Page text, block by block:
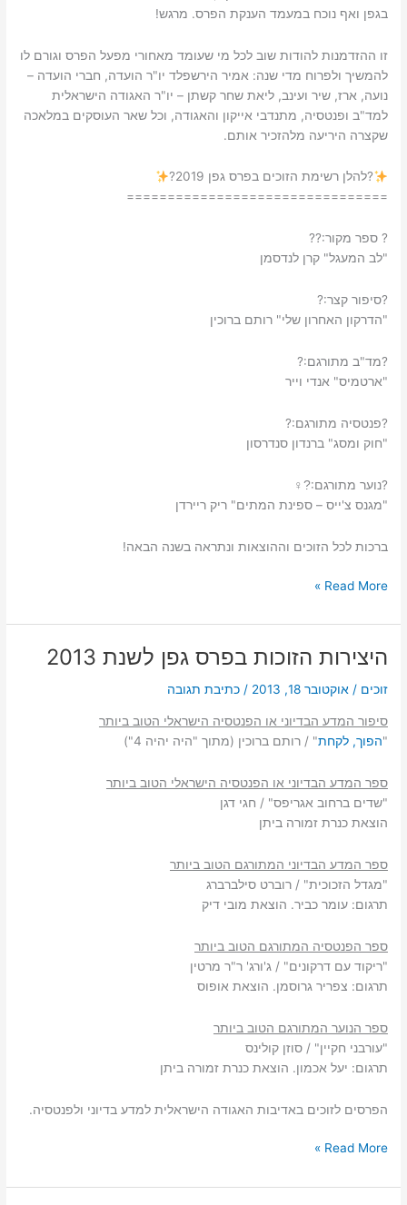
בגפן ואף נוכח במעמד הענקת הפרס. מרגש!
זו ההזדמנות להודות שוב לכל מי שעומד מאחורי מפעל הפרס וגורם לו
להמשיך ולפרוח מדי שנה: אמיר הירשפלד יו"ר הועדה, חברי הועדה –
נועה, ארז, שיר ועינב, ליאת שחר קשתן – יו"ר האגודה הישראלית
למד"ב ופנטסיה, מתנדבי אייקון והאגודה, וכל שאר העוסקים במלאכה
שקצרה היריעה מלהזכיר אותם.
?להלן רשימת הזוכים בפרס גפן 2019
?
==========================
======
? ספר מקור:??
"לב המעגל" קרן לנדסמן
?סיפור קצר:?
"הדרקון האחרון שלי" רותם ברוכין
?מד"ב מתורגם:?
"ארטמיס" אנדי וייר
?פנטסיה מתורגם:?
"חוק ומסג" ברנדון סנדרסון
?נוער מתורגם:?‍♀
"מגנס צ'ייס – ספינת המתים" ריק ריירדן
ברכות לכל הזוכים וההוצאות ונתראה בשנה הבאה!
זוכי
גפן
2019
Read More »
היצירות הזוכות בפרס גפן לשנת 2013
זוכים /אוקטובר 18, 2013 /כתיבת תגובה
סיפור המדע הבדיוני או הפנטסיה הישראלי הטוב ביותר
"הפוך, לקחת" / רותם ברוכין (מתוך "היה יהיה 4")
ספר המדע הבדיוני או הפנטסיה הישראלי הטוב ביותר
"שדים ברחוב אגריפס" / חגי דגן
הוצאת כנרת זמורה ביתן
ספר המדע הבדיוני המתורגם הטוב ביותר
"מגדל הזכוכית" / רוברט סילברברג
תרגום: עומר כביר. הוצאת מובי דיק
ספר הפנטסיה המתורגם הטוב ביותר
"ריקוד עם דרקונים" / ג'ורג' ר"ר מרטין
תרגום: צפריר גרוסמן. הוצאת אופוס
ספר הנוער המתורגם הטוב ביותר
"עורבני חקיין" / סוזן קולינס
תרגום: יעל אכמון. הוצאת כנרת זמורה ביתן
הפרסים לזוכים באדיבות האגודה הישראלית למדע בדיוני ולפנטסיה.
היצירות
בפרס
Read More »